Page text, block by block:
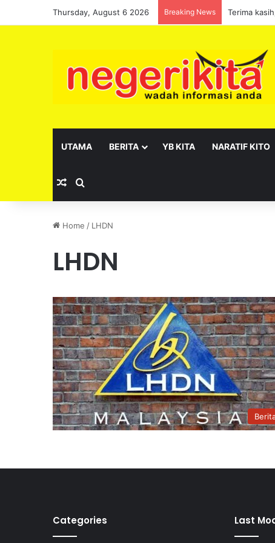
Thursday, August 6 2026 Breaking News
UTAMA BERITA YB KITA NARATIF KITO
Random Article
Home / LHDN
LHDN
Categories Last